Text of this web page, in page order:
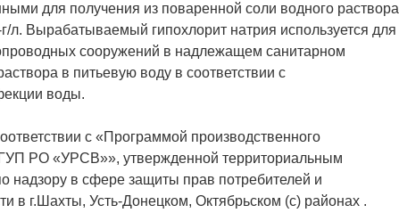
для получения из поваренной соли водного раствора
л. Вырабатываемый гипохлорит натрия используется для
сооружений в надлежащем санитарном
в питьевую воду в соответствии с
воды.
с «Программой производственного
РО «УРСВ»», утвержденной территориальным
надзору в сфере защиты прав потребителей и
в г.Шахты, Усть-Донецком, Октябрьском (с) районах .